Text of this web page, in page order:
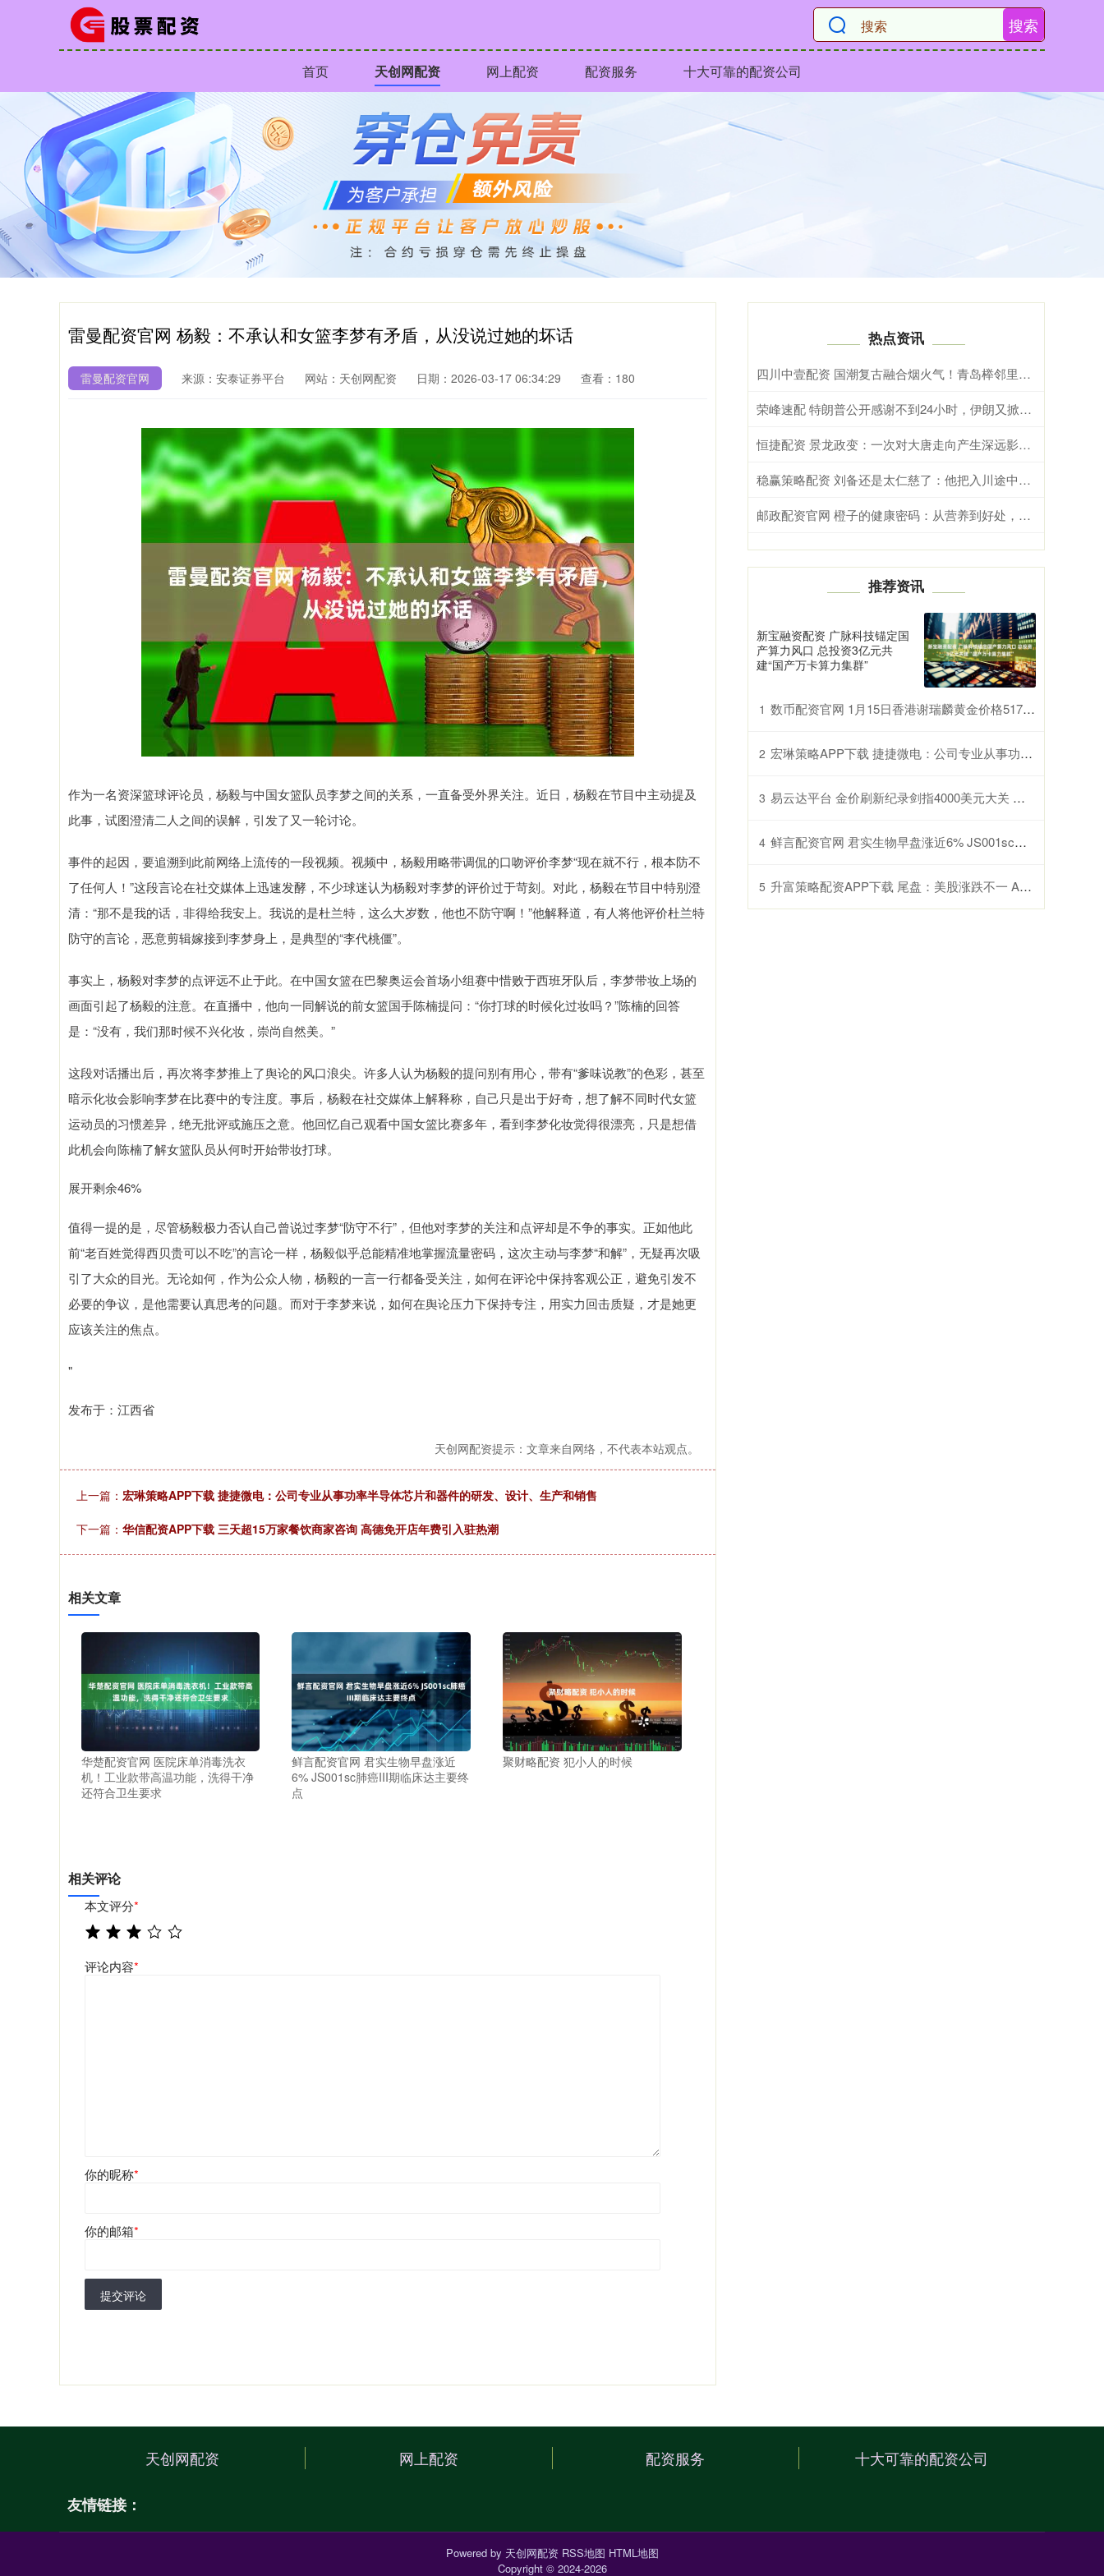
搜索
首页 天创网配资 网上配资 配资服务 十大可靠的配资公司
雷曼配资官网 杨毅：不承认和女篮李梦有矛盾，从没说过她的坏话
雷曼配资官网 来源：安泰证券平台 网站：天创网配资 日期：2026-03-17 06:34:29 查看：180
作为一名资深篮球评论员，杨毅与中国女篮队员李梦之间的关系，一直备受外界关注。近日，杨毅在节目中主动提及
此事，试图澄清二人之间的误解，引发了又一轮讨论。
事件的起因，要追溯到此前网络上流传的一段视频。视频中，杨毅用略带调侃的口吻评价李梦“现在就不行，根本防不
了任何人！”这段言论在社交媒体上迅速发酵，不少球迷认为杨毅对李梦的评价过于苛刻。对此，杨毅在节目中特别澄
清：“那不是我的话，非得给我安上。我说的是杜兰特，这么大岁数，他也不防守啊！”他解释道，有人将他评价杜兰特
防守的言论，恶意剪辑嫁接到李梦身上，是典型的“李代桃僵”。
事实上，杨毅对李梦的点评远不止于此。在中国女篮在巴黎奥运会首场小组赛中惜败于西班牙队后，李梦带妆上场的
画面引起了杨毅的注意。在直播中，他向一同解说的前女篮国手陈楠提问：“你打球的时候化过妆吗？”陈楠的回答
是：“没有，我们那时候不兴化妆，崇尚自然美。”
这段对话播出后，再次将李梦推上了舆论的风口浪尖。许多人认为杨毅的提问别有用心，带有“爹味说教”的色彩，甚至
暗示化妆会影响李梦在比赛中的专注度。事后，杨毅在社交媒体上解释称，自己只是出于好奇，想了解不同时代女篮
运动员的习惯差异，绝无批评或施压之意。他回忆自己观看中国女篮比赛多年，看到李梦化妆觉得很漂亮，只是想借
此机会向陈楠了解女篮队员从何时开始带妆打球。
展开剩余46%
值得一提的是，尽管杨毅极力否认自己曾说过李梦“防守不行”，但他对李梦的关注和点评却是不争的事实。正如他此
前“老百姓觉得西贝贵可以不吃”的言论一样，杨毅似乎总能精准地掌握流量密码，这次主动与李梦“和解”，无疑再次吸
引了大众的目光。无论如何，作为公众人物，杨毅的一言一行都备受关注，如何在评论中保持客观公正，避免引发不
必要的争议，是他需要认真思考的问题。而对于李梦来说，如何在舆论压力下保持专注，用实力回击质疑，才是她更
应该关注的焦点。
"
发布于：江西省
天创网配资提示：文章来自网络，不代表本站观点。
上一篇： 宏琳策略APP下载 捷捷微电：公司专业从事功率半导体芯片和器件的研发、设计、生产和销售
下一篇： 华信配资APP下载 三天超15万家餐饮商家咨询 高德免开店年费引入驻热潮
相关文章
华楚配资官网 医院床单消毒洗衣
机！工业款带高温功能，洗得干净
还符合卫生要求
鲜言配资官网 君实生物早盘涨近
6% JS001sc肺癌III期临床达主要终
点
聚财略配资 犯小人的时候
相关评论
本文评分*
评论内容*
你的昵称*
你的邮箱*
提交评论
热点资讯
四川中壹配资 国潮复古融合烟火气！青岛榉邻里市集五一焕新开业，解锁老城文旅新体验
荣峰速配 特朗普公开感谢不到24小时，伊朗又掀桌子，战争最大赢家出现了？
恒捷配资 景龙政变：一次对大唐走向产生深远影响的未遂政变
稳赢策略配资 刘备还是太仁慈了：他把入川途中很管用的那个绝招再用一次，关羽在襄樊还会众叛亲离一败涂地吗？
邮政配资官网 橙子的健康密码：从营养到好处，科学食用指南全解析
推荐资讯
新宝融资配资 广脉科技锚定国
产算力风口 总投资3亿元共
建“国产万卡算力集群”
1 数币配资官网 1月15日香港谢瑞麟黄金价格51790港币/两
2 宏琳策略APP下载 捷捷微电：公司专业从事功率半导体芯片和器件的研发、设计、生产和销售
3 易云达平台 金价刷新纪录剑指4000美元大关 美国政府继续停摆
4 鲜言配资官网 君实生物早盘涨近6% JS001sc肺癌III期临床达主要终点
5 升富策略配资APP下载 尾盘：美股涨跌不一 ADM推动纳指创新高
天创网配资 网上配资 配资服务 十大可靠的配资公司
友情链接：
Powered by 天创网配资 RSS地图 HTML地图
Copyright © 2024-2026